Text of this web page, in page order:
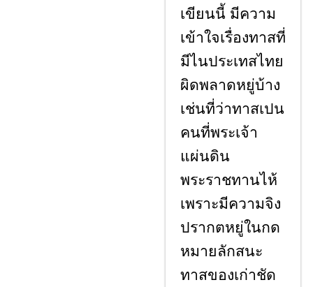
เขียนนี้ มีความ
เข้าใจเรื่องทาสที่
มีไนประเทสไทย
ผิดพลาดหยู่บ้าง
เช่นที่ว่าทาสเปน
คนที่พระเจ้า
แผ่นดิน
พระราชทานไห้
เพราะมีความจิง
ปรากตหยู่ในกด
หมายลักสนะ
ทาสของเก่าชัด